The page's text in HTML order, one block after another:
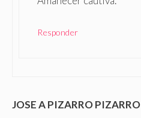
Responder
JOSE A PIZARRO PIZARRO